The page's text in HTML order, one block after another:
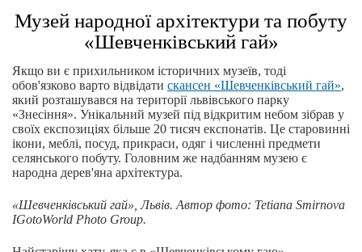
Музей народної архітектури та побуту
«Шевченківський гай»
Якщо ви є прихильником історичних музеїв, тоді
обов'язково варто відвідати скансен «Шевченківський гай»,
який розташувався на території львівського парку
«Знесіння». Унікальний музей під відкритим небом зібрав у
своїх експозиціях більше 20 тисяч експонатів. Це старовинні
ікони, меблі, посуд, прикраси, одяг і численні предмети
селянського побуту. Головним же надбанням музею є
народна дерев'яна архітектура.
«Шевченківський гай», Львів. Автор фото: Tetiana Smirnova
IGotoWorld Photo Group.